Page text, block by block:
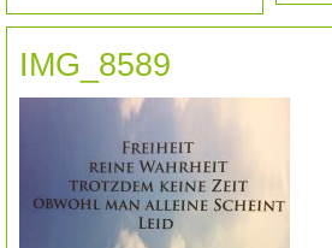
IMG_8589